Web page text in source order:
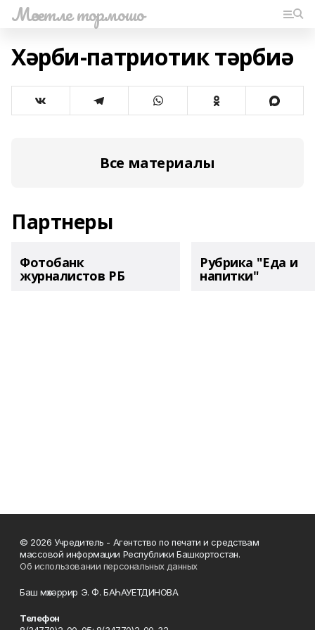
Мәсетле тормошо
Хәрби-патриотик тәрбиә
Все материалы
Партнеры
Фотобанк
журналистов РБ
Рубрика "Еда и
напитки"
© 2026 Учредитель - Агентство по печати и средствам
массовой информации Республики Башкортостан.
Об использовании персональных данных
Баш мөхәррир Э. Ф. БАҺАУЕТДИНОВА
Телефон